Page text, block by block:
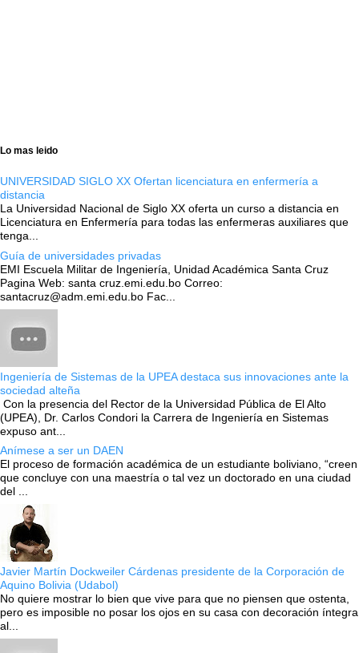
Lo mas leido
UNIVERSIDAD SIGLO XX Ofertan licenciatura en enfermería a
distancia
La Universidad Nacional de Siglo XX oferta un curso a distancia en
Licenciatura en Enfermería para todas las enfermeras auxiliares que
tenga...
Guía de universidades privadas
EMI Escuela Militar de Ingeniería, Unidad Académica Santa Cruz
Pagina Web: santa cruz.emi.edu.bo Correo:
santacruz@adm.emi.edu.bo Fac...
Ingeniería de Sistemas de la UPEA destaca sus innovaciones ante la
sociedad alteña
Con la presencia del Rector de la Universidad Pública de El Alto
(UPEA), Dr. Carlos Condori la Carrera de Ingeniería en Sistemas
expuso ant...
Anímese a ser un DAEN
El proceso de formación académica de un estudiante boliviano, “creen
que concluye con una maestría o tal vez un doctorado en una ciudad
del ...
Javier Martín Dockweiler Cárdenas presidente de la Corporación de
Aquino Bolivia (Udabol)
No quiere mostrar lo bien que vive para que no piensen que ostenta,
pero es imposible no posar los ojos en su casa con decoración íntegra
al...